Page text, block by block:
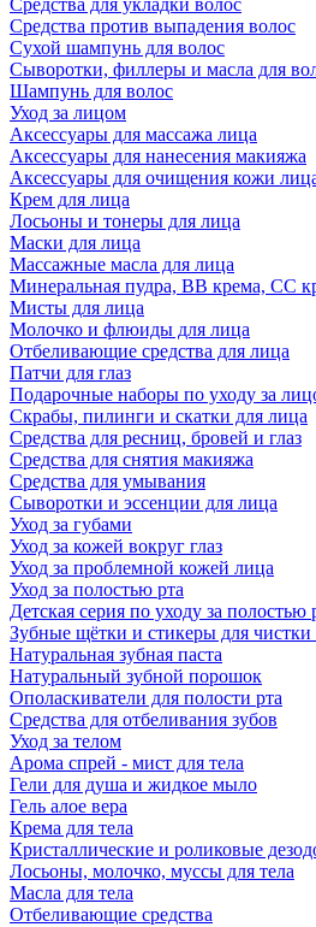
Средства для укладки волос
Средства против выпадения волос
Сухой шампунь для волос
Сыворотки, филлеры и масла для
Шампунь для волос
Уход за лицом
Аксессуары для массажа лица
Аксессуары для нанесения макияжа
Аксессуары для очищения кожи
Крем для лица
Лосьоны и тонеры для лица
Маски для лица
Массажные масла для лица
Минеральная пудра, BB крема, СС
Мисты для лица
Молочко и флюиды для лица
Отбеливающие средства для лица
Патчи для глаз
Подарочные наборы по уходу за
Скрабы, пилинги и скатки для лица
Средства для ресниц, бровей и глаз
Средства для снятия макияжа
Средства для умывания
Сыворотки и эссенции для лица
Уход за губами
Уход за кожей вокруг глаз
Уход за проблемной кожей лица
Уход за полостью рта
Детская серия по уходу за полостью
Зубные щётки и стикеры для чистки
Натуральная зубная паста
Натуральный зубной порошок
Ополаскиватели для полости рта
Средства для отбеливания зубов
Уход за телом
Арома спрей - мист для тела
Гели для душа и жидкое мыло
Гель алое вера
Крема для тела
Кристаллические и роликовые
Лосьоны, молочко, муссы для тела
Масла для тела
Отбеливающие средства